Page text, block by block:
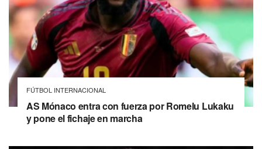
FÚTBOL INTERNACIONAL
AS Mónaco entra con fuerza por Romelu Lukaku
y pone el fichaje en marcha